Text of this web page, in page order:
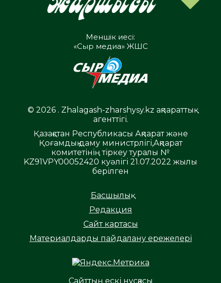
Меншік иесі:
«Сыр медиа» ЖШС
© 2026 . Zhalagash-zharshysy.kz ақпараттық
агенттігі.
Қазақстан Республикасы Ақпарат және
Қоғамдық даму министрлігі,Ақпарат
комитетінің тіркеу туралы №
KZ91VPY00052420 куәлігі 21.07.2022 жылы
берілген
Басшылық
Редакция
Сайт картасы
Материалдарды пайдалану ережелері
Сайттың ескі нұсқасы